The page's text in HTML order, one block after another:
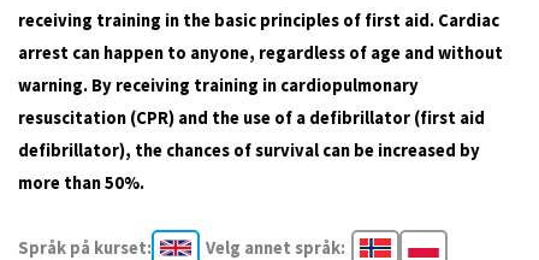
receiving training in the basic principles of first aid. Cardiac
arrest can happen to anyone, regardless of age and without
warning. By receiving training in cardiopulmonary
resuscitation (CPR) and the use of a defibrillator (first aid
defibrillator), the chances of survival can be increased by
more than 50%.
Språk på kurset: Velg annet språk: